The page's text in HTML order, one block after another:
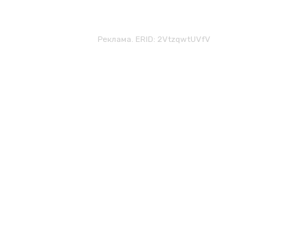
Реклама. ERID: 2VtzqwtUVfV